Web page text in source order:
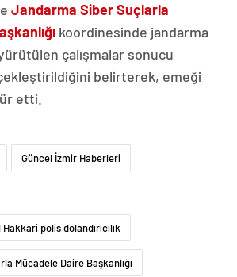
Jandarma Siber Suçlarla
koordinesinde jandarma
çalışmalar sonucu
belirterek, emeği
etti.
Güncel İzmir Haberleri
polis dolandırıcılık
Mücadele Daire Başkanlığı